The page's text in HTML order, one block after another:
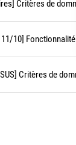
Critères de
10] Fonctionnalité
Critères de